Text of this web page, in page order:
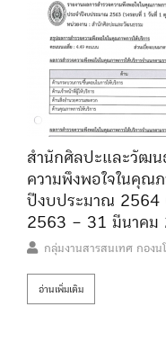
สำนักศิลปะและวัฒน
ความพึงพอใจในคุณ
ปีงบประมาณ 2564
2563 – 31 มีนาคม
กลุ่มงานสารสนเทศ กองน
อ่านเพิ่มเติม